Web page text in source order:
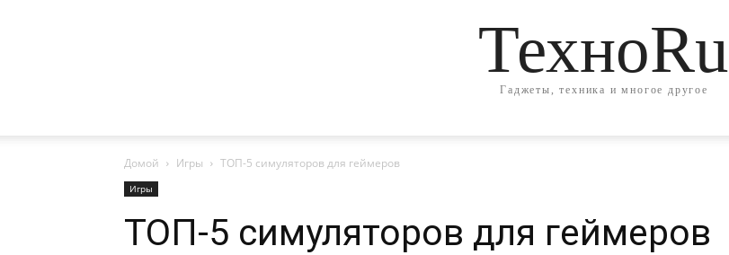
ТехноRu
Гаджеты, техника и многое другое
Домой Игры ТОП-5 симуляторов для геймеров
Игры
ТОП-5 симуляторов для геймеров